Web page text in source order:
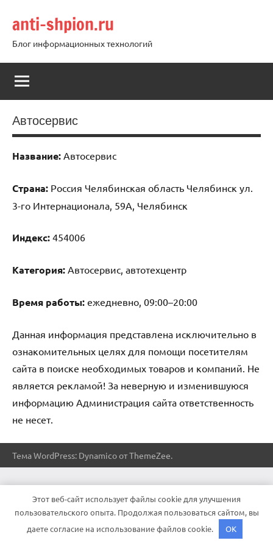
содержимому
anti-shpion.ru
Блог информационных технологий
Автосервис
Название: Автосервис
Страна: Россия Челябинская область Челябинск ул.
3-го Интернационала, 59А, Челябинск
Индекс: 454006
Категория: Автосервис, автотехцентр
Время работы: ежедневно, 09:00–20:00
Данная информация представлена исключительно в
ознакомительных целях для помощи посетителям
сайта в поиске необходимых товаров и компаний. Не
является рекламой! За неверную и изменившуюся
информацию Администрация сайта ответственность
не несет.
Тема WordPress: Dynamico от ThemeZee.
Этот веб-сайт использует файлы cookie для улучшения
пользовательского опыта. Продолжая пользоваться сайтом, вы
даете согласие на использование файлов cookie.
OK